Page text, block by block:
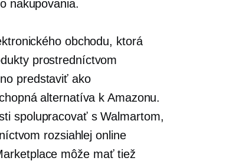
nakupovania.
obchodu, ktorá
prostredníctvom
predstaviť ako
alternatíva k Amazonu.
spolupracovať s Walmartom,
rozsiahlej online
môže mať tiež